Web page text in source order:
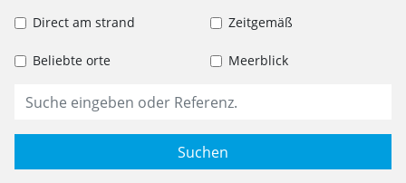
Direct am strand Zeitgemäß
Beliebte orte Meerblick
Suchen